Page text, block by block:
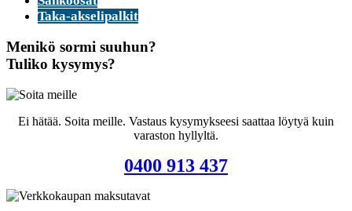
Taka-akselipalkit
Menikö sormi suuhun?
Tuliko kysymys?
Ei hätää. Soita meille. Vastaus kysymykseesi saattaa löytyä kuin
varaston hyllyltä.
0400 913 437